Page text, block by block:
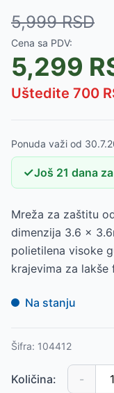
5,999RSD
Cena sa PDV:
5,299
Uštedite 700
Ponuda važi od
✓Još 21 dana
Mreža za zaštitu
dimenzija 3.6 x
polietilena visoke
krajevima za lakše
Na stanju
Šifra: 104412
Količina: -